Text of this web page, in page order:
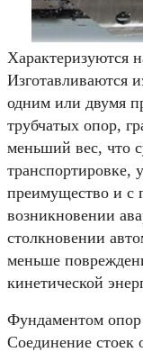
Характеризуются
Изготавливаются
одним или двумя
трубчатых опор,
меньший вес, что
транспортировке,
преимущество и с
возникновении
столкновении
меньше
кинетической
Фундаментом опор
Соединение стоек